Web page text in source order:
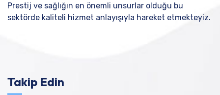
Prestij ve sağlığın en önemli unsurlar olduğu bu
sektörde kaliteli hizmet anlayışıyla hareket etmekteyiz.
Takip Edin